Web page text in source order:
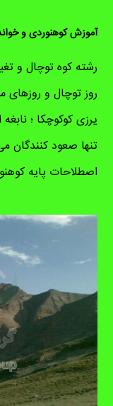
آموزش کوهنوردی و
رشته کوه توچال و
روز توچال و روزهای
یرزی کوکوچکا ؛
تنها صعود کنندگان
اصطلاحات پایه